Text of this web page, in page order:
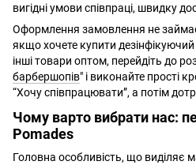
вигідні умови співпраці, швидку
Оформлення замовлення не
якщо хочете купити дезінфікуючий
інші товари оптом, перейдіть до
барбершопів" і виконайте прості
“Хочу співпрацювати”, а потім
Чому варто вибрати нас:
Pomades
Головна особливість, що виділяє